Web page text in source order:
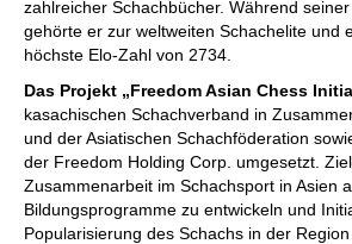
zahlreicher Schachbücher. Während
gehörte er zur weltweiten Schachelite und
höchste Elo-Zahl von 2734.
Das Projekt „Freedom Asian Chess
kasachischen Schachverband in
und der Asiatischen Schachföderation
der Freedom Holding Corp. umgesetzt.
Zusammenarbeit im Schachsport in Asien
Bildungsprogramme zu entwickeln und
Popularisierung des Schachs in der Region